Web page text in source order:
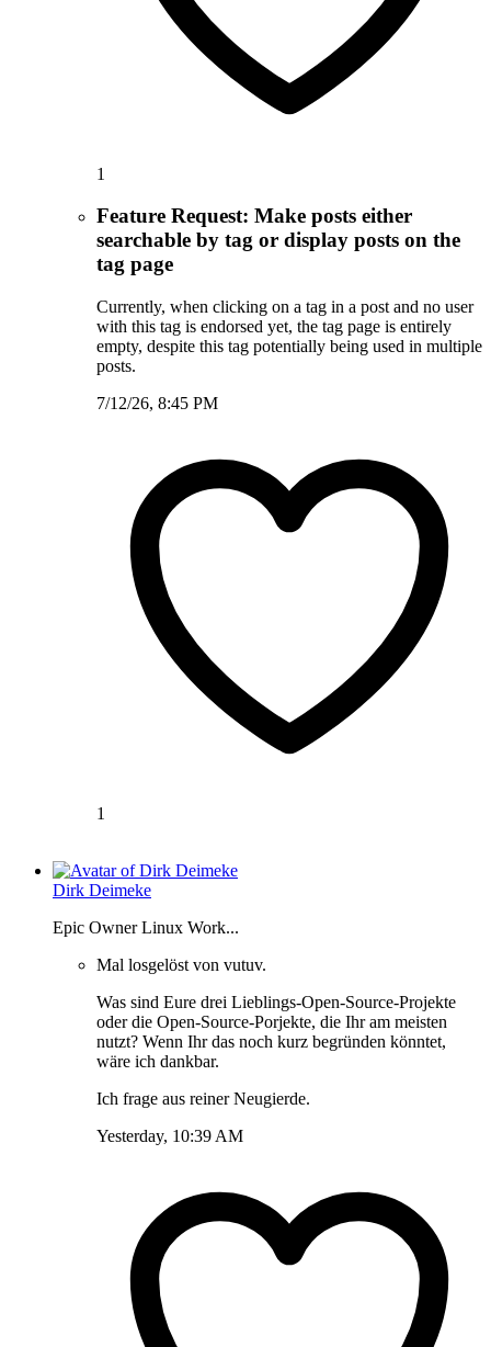
1
Feature Request: Make posts either
searchable by tag or display posts on the
tag page
Currently, when clicking on a tag in a post and no user
with this tag is endorsed yet, the tag page is entirely
empty, despite this tag potentially being used in multiple
posts.
7/12/26, 8:45 PM
1
Dirk Deimeke
Epic Owner Linux Work...
Mal losgelöst von vutuv.
Was sind Eure drei Lieblings-Open-Source-Projekte
oder die Open-Source-Porjekte, die Ihr am meisten
nutzt? Wenn Ihr das noch kurz begründen könntet,
wäre ich dankbar.
Ich frage aus reiner Neugierde.
Yesterday, 10:39 AM